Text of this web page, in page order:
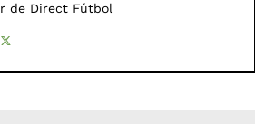
de Direct Fútbol